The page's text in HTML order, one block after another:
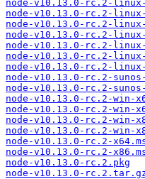
node-v10.13.0-rc.2-
node-v10.13.0-rc.2-
node-v10.13.0-rc.2-
node-v10.13.0-rc.2-
node-v10.13.0-rc.2-
node-v10.13.0-rc.2-
node-v10.13.0-rc.2-
node-v10.13.0-rc.2-
node-v10.13.0-rc.2-
node-v10.13.0-rc.2-win-
node-v10.13.0-rc.2-win-
node-v10.13.0-rc.2-win-
node-v10.13.0-rc.2-win-
node-v10.13.0-rc.2-
node-v10.13.0-rc.2-
node-v10.13.0-rc.2.pkg
node-v10.13.0-